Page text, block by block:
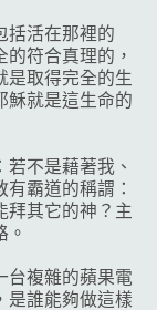
括活在那裡的
符合真理的，
是取得完全的生
穌就是這生命的
不是藉著我、
霸道的稱謂：
拜其它的神？主
。
台複雜的蘋果電
是誰能夠做這樣